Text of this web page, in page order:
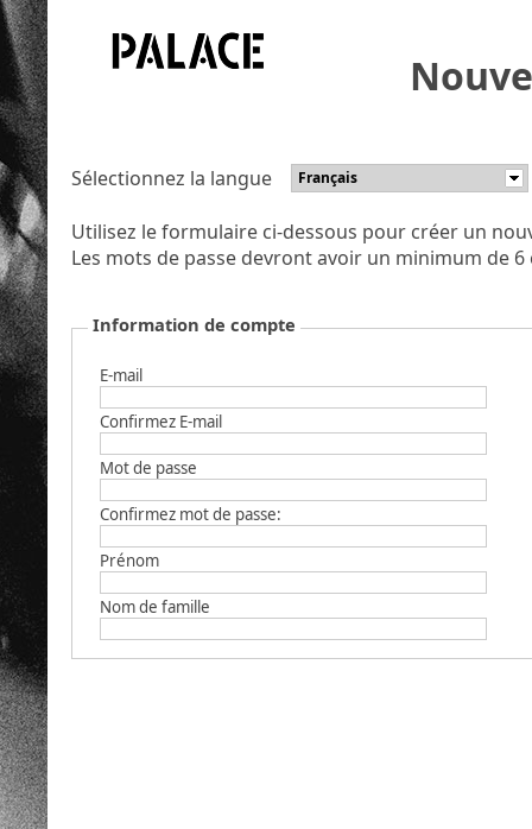
Sélectionnez la langue Français
Utilisez le formulaire ci-dessous pour créer un
Les mots de passe devront avoir un minimum de 6
Information de compte
E-mail
Confirmez E-mail
Mot de passe
Confirmez mot de passe:
Prénom
Nom de famille